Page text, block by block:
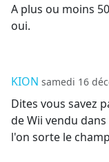
A plus ou moins
oui.
KION samedi 16
Dites vous savez
de Wii vendu
l'on sorte le